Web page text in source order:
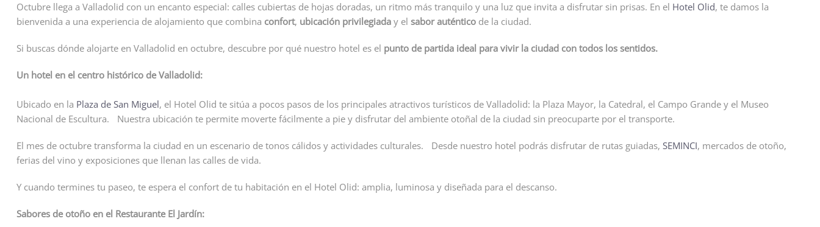
Octubre llega a Valladolid con un encanto especial: calles cubiertas de hojas doradas, un ritmo más tranquilo y una luz que invita a disfrutar sin prisas. En el Hotel Olid, te damos la
bienvenida a una experiencia de alojamiento que combina confort, ubicación privilegiada y el sabor auténtico de la ciudad.
Si buscas dónde alojarte en Valladolid en octubre, descubre por qué nuestro hotel es el punto de partida ideal para vivir la ciudad con todos los sentidos.
Un hotel en el centro histórico de Valladolid:
Ubicado en la Plaza de San Miguel, el Hotel Olid te sitúa a pocos pasos de los principales atractivos turísticos de Valladolid: la Plaza Mayor, la Catedral, el Campo Grande y el Museo
Nacional de Escultura. Nuestra ubicación te permite moverte fácilmente a pie y disfrutar del ambiente otoñal de la ciudad sin preocuparte por el transporte.
El mes de octubre transforma la ciudad en un escenario de tonos cálidos y actividades culturales. Desde nuestro hotel podrás disfrutar de rutas guiadas, SEMINCI, mercados de otoño,
ferias del vino y exposiciones que llenan las calles de vida.
Y cuando termines tu paseo, te espera el confort de tu habitación en el Hotel Olid: amplia, luminosa y diseñada para el descanso.
Sabores de otoño en el Restaurante El Jardín: